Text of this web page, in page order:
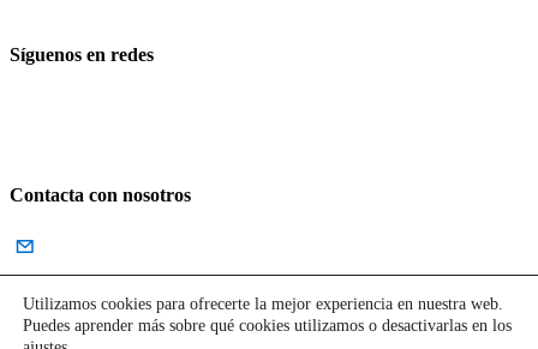
Síguenos en redes
Contacta con nosotros
Aviso Legal
Utilizamos cookies para ofrecerte la mejor experiencia en nuestra web.
Puedes aprender más sobre qué cookies utilizamos o desactivarlas en los